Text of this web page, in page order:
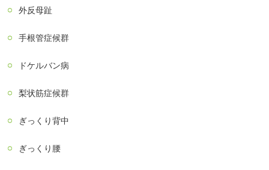
外反母趾
手根管症候群
ドケルバン病
梨状筋症候群
ぎっくり背中
ぎっくり腰